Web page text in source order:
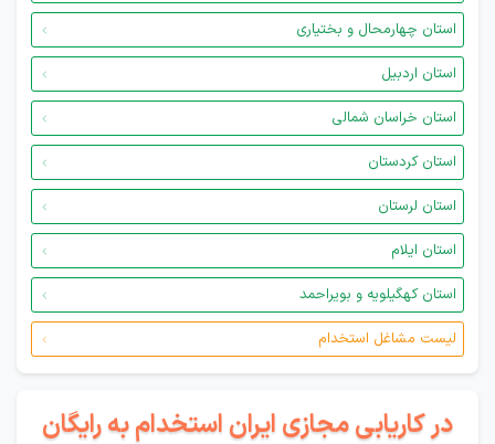
استان چهارمحال و بختیاری
استان اردبیل
استان خراسان شمالی
استان کردستان
استان لرستان
استان ایلام
استان کهگیلویه و بویراحمد
لیست مشاغل استخدام
در کاریابی مجازی ایران استخدام به رایگان